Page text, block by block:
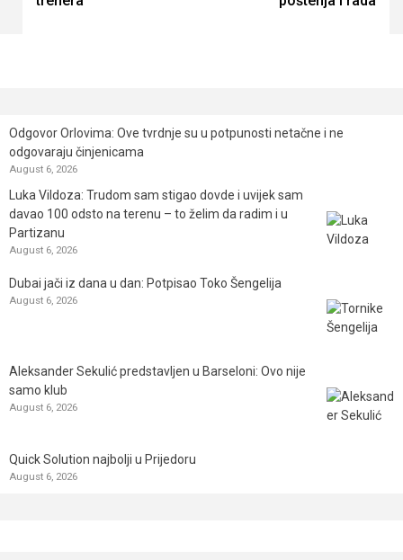
Odgovor Orlovima: ​Ove tvrdnje su u potpunosti netačne i ne
odgovaraju činjenicama
August 6, 2026
Luka Vildoza: Trudom sam stigao dovde i uvijek sam
davao 100 odsto na terenu – to želim da radim i u
Partizanu
August 6, 2026
Dubai jači iz dana u dan: Potpisao Toko Šengelija
August 6, 2026
Aleksander Sekulić predstavljen u Barseloni: Ovo nije
samo klub
August 6, 2026
Quick Solution najbolji u Prijedoru
August 6, 2026